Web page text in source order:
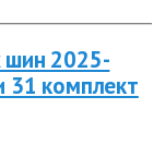
шин 2025-
31 комплект